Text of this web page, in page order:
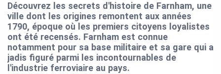
Découvrez les secrets d'histoire de Farnham, une
ville dont les origines remontent aux années
1790, époque où les premiers citoyens loyalistes
ont été recensés. Farnham est connue
notamment pour sa base militaire et sa gare qui a
jadis figuré parmi les incontournables de
l'industrie ferroviaire au pays.